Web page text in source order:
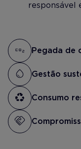
responsável
Pegada de
Gestão
Consumo